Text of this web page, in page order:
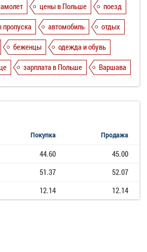
цены в Польше
поезд
пропуска автомобиль
отдых
беженцы
одежда и обувь
зарплата в Польше Варшава
Покупка Продажа
44.60
45.00
51.37
52.07
12.14 12.14